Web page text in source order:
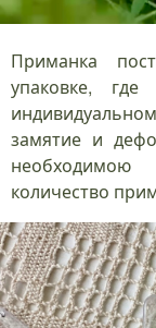
Приманка
упаковке,
замятие и
количество